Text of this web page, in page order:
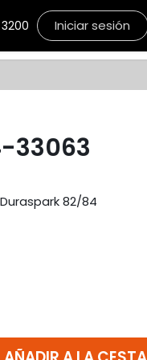
Iniciar sesión
33063
Duraspark 82/84